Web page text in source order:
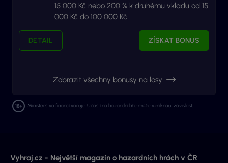
15 000 Kč nebo 200 % k druhému vkladu od 15
000 Kč do 100 000 Kč
DETAIL ZÍSKAT BONUS
Zobrazit všechny bonusy na losy
Ministerstvo financí varuje: Účastí na hazardní hře může vzniknout závislost.
Vyhraj.cz - Největší magazín o hazardních hrách v ČR